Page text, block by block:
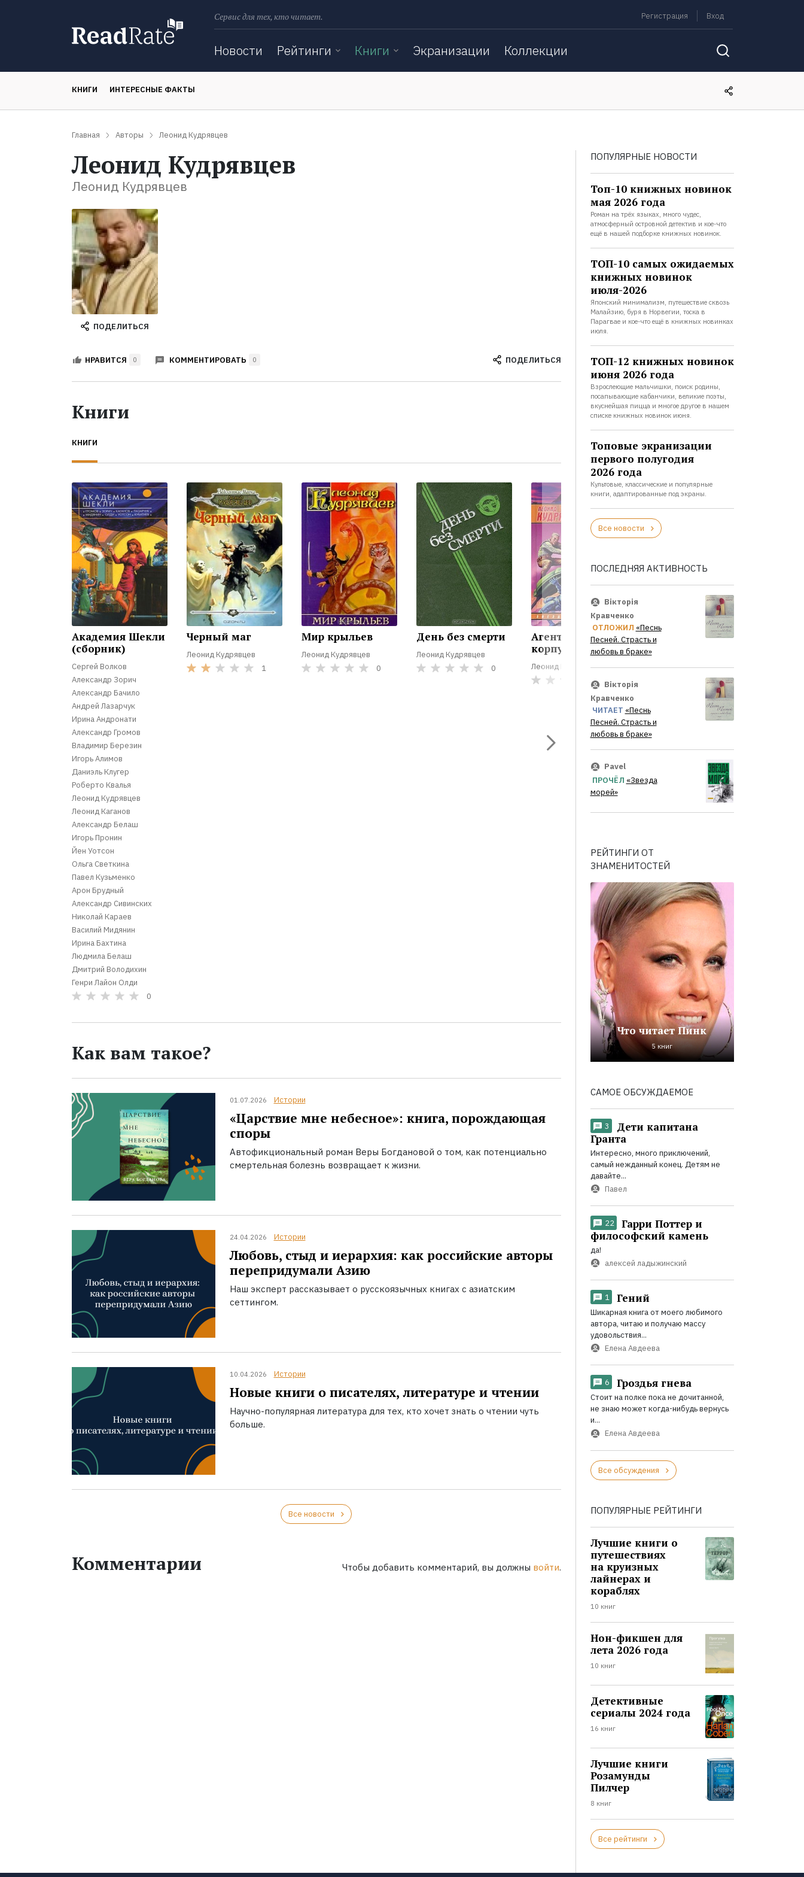
Сервис для тех, кто читает. Регистрация Вход
Новости Рейтинги Книги Экранизации Коллекции
КНИГИ ИНТЕРЕСНЫЕ ФАКТЫ
Главная Авторы Леонид Кудрявцев
Леонид Кудрявцев
Леонид Кудрявцев
ПОДЕЛИТЬСЯ
НРАВИТСЯ 0 КОММЕНТИРОВАТЬ 0 ПОДЕЛИТЬСЯ
Книги
КНИГИ
Академия Шекли
(сборник)
Сергей Волков
Александр Зорич
Александр Бачило
Андрей Лазарчук
Ирина Андронати
Александр Громов
Владимир Березин
Игорь Алимов
Даниэль Клугер
Роберто Квалья
Леонид Кудрявцев
Леонид Каганов
Александр Белаш
Игорь Пронин
Йен Уотсон
Ольга Светкина
Павел Кузьменко
Арон Брудный
Александр Сивинских
Николай Караев
Василий Мидянин
Ирина Бахтина
Людмила Белаш
Дмитрий Володихин
Генри Лайон Олди
0
Черный маг
Леонид Кудрявцев
1
Мир крыльев
Леонид Кудрявцев
0
День без смерти
Леонид Кудрявцев
0
Агент Звездного
корпуса
Леонид Кудрявцев
0
Дорога миров
Леонид Кудрявцев
0
Как вам такое?
01.07.2026 Истории
«Царствие мне небесное»: книга, порождающая
споры
Автофикциональный роман Веры Богдановой о том, как потенциально
смертельная болезнь возвращает к жизни.
24.04.2026 Истории
Любовь, стыд и иерархия: как российские авторы
перепридумали Азию
Наш эксперт рассказывает о русскоязычных книгах с азиатским
сеттингом.
10.04.2026 Истории
Новые книги о писателях, литературе и чтении
Научно-популярная литература для тех, кто хочет знать о чтении чуть
больше.
Все новости
Комментарии Чтобы добавить комментарий, вы должны войти.
ПОПУЛЯРНЫЕ НОВОСТИ
Топ-10 книжных новинок
мая 2026 года
Роман на трёх языках, много чудес,
атмосферный островной детектив и кое-что
ещё в нашей подборке книжных новинок.
ТОП-10 самых ожидаемых
книжных новинок
июля-2026
Японский минимализм, путешествие сквозь
Малайзию, буря в Норвегии, тоска в
Парагвае и кое-что ещё в книжных новинках
июля.
ТОП-12 книжных новинок
июня 2026 года
Взрослеющие мальчишки, поиск родины,
посапывающие кабанчики, великие поэты,
вкуснейшая пицца и многое другое в нашем
списке книжных новинок июня.
Топовые экранизации
первого полугодия
2026 года
Культовые, классические и популярные
книги, адаптированные под экраны.
Все новости
ПОСЛЕДНЯЯ АКТИВНОСТЬ
Вікторія
Кравченко
ОТЛОЖИЛ «Песнь
Песней. Страсть и
любовь в браке»
Вікторія
Кравченко
ЧИТАЕТ «Песнь
Песней. Страсть и
любовь в браке»
Pavel
ПРОЧЁЛ «Звезда
морей»
РЕЙТИНГИ ОТ
ЗНАМЕНИТОСТЕЙ
Что читает Пинк
5 книг
САМОЕ ОБСУЖДАЕМОЕ
3
Дети капитана
Гранта
Интересно, много приключений,
самый нежданный конец. Детям не
давайте...
Павел
22
Гарри Поттер и
философский камень
да!
алексей ладыжинский
1 Гений
Шикарная книга от моего любимого
автора, читаю и получаю массу
удовольствия...
Елена Авдеева
6 Гроздья гнева
Стоит на полке пока не дочитанной,
не знаю может когда-нибудь вернусь
и...
Елена Авдеева
Все обсуждения
ПОПУЛЯРНЫЕ РЕЙТИНГИ
Лучшие книги о
путешествиях
на круизных
лайнерах и
кораблях
10 книг
Нон-фикшен для
лета 2026 года
10 книг
Детективные
сериалы 2024 года
16 книг
Лучшие книги
Розамунды
Пилчер
8 книг
Все рейтинги